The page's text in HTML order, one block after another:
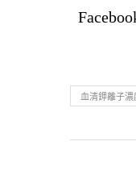
血清鉀離子濃